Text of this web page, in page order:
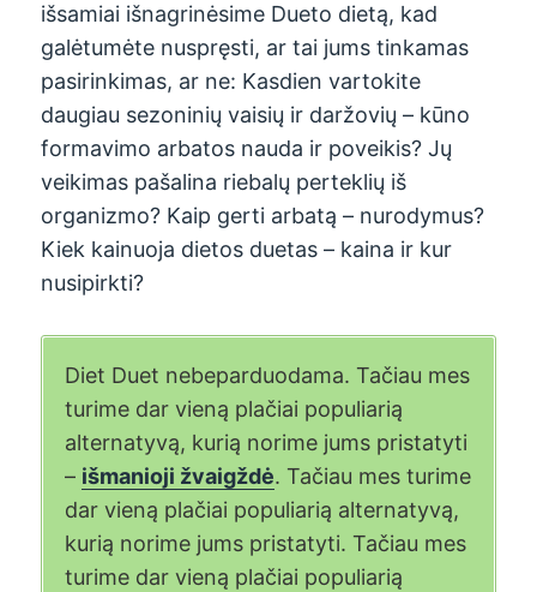
išsamiai išnagrinėsime Dueto dietą, kad
galėtumėte nuspręsti, ar tai jums tinkamas
pasirinkimas, ar ne: Kasdien vartokite
daugiau sezoninių vaisių ir daržovių – kūno
formavimo arbatos nauda ir poveikis? Jų
veikimas pašalina riebalų perteklių iš
organizmo? Kaip gerti arbatą – nurodymus?
Kiek kainuoja dietos duetas – kaina ir kur
nusipirkti?
Diet Duet nebeparduodama. Tačiau mes
turime dar vieną plačiai populiarią
alternatyvą, kurią norime jums pristatyti
– išmanioji žvaigždė. Tačiau mes turime
dar vieną plačiai populiarią alternatyvą,
kurią norime jums pristatyti. Tačiau mes
turime dar vieną plačiai populiarią